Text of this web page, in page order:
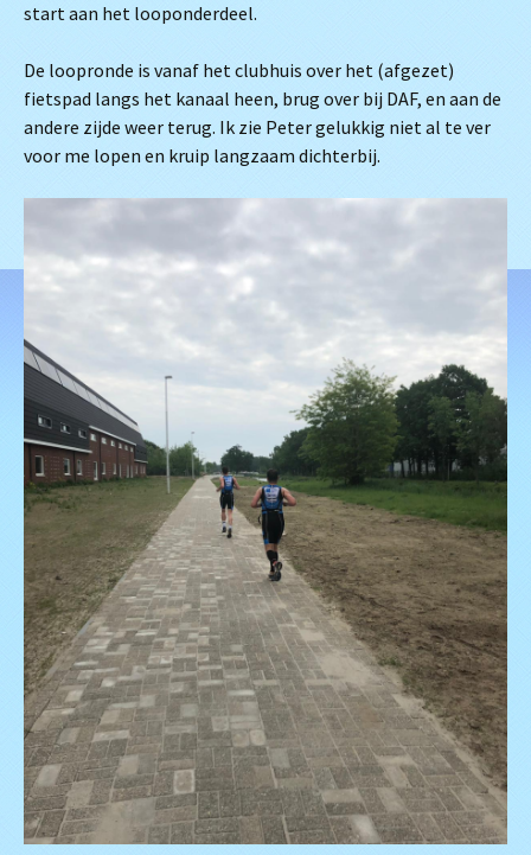
start aan het looponderdeel.
De loopronde is vanaf het clubhuis over het (afgezet)
fietspad langs het kanaal heen, brug over bij DAF, en aan de
andere zijde weer terug. Ik zie Peter gelukkig niet al te ver
voor me lopen en kruip langzaam dichterbij.